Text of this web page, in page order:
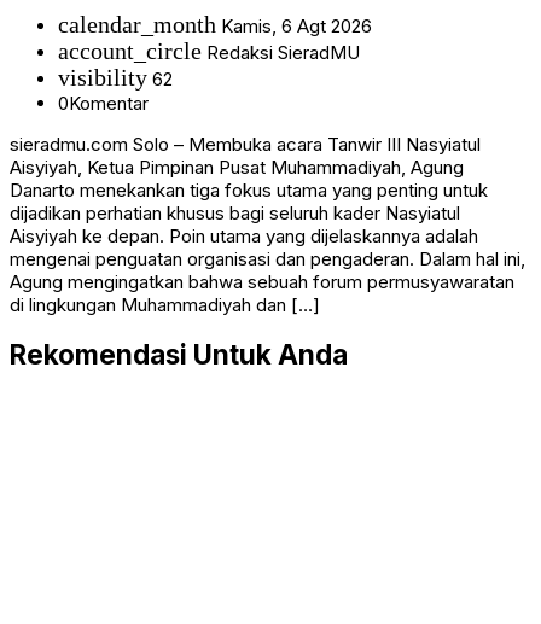
calendar_month Kamis, 6 Agt 2026
account_circle Redaksi SieradMU
visibility 62
0Komentar
sieradmu.com Solo – Membuka acara Tanwir III Nasyiatul
Aisyiyah, Ketua Pimpinan Pusat Muhammadiyah, Agung
Danarto menekankan tiga fokus utama yang penting untuk
dijadikan perhatian khusus bagi seluruh kader Nasyiatul
Aisyiyah ke depan. Poin utama yang dijelaskannya adalah
mengenai penguatan organisasi dan pengaderan. Dalam hal ini,
Agung mengingatkan bahwa sebuah forum permusyawaratan
di lingkungan Muhammadiyah dan […]
Rekomendasi Untuk Anda